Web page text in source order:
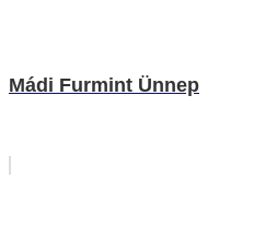
Mádi Furmint Ünnep